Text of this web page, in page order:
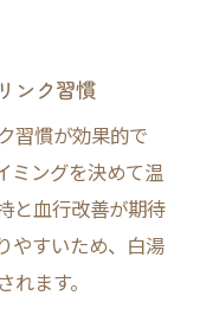
ンク習慣
習慣が効果的で
ミングを決めて温
と血行改善が期待
やすいため、白湯
ます。